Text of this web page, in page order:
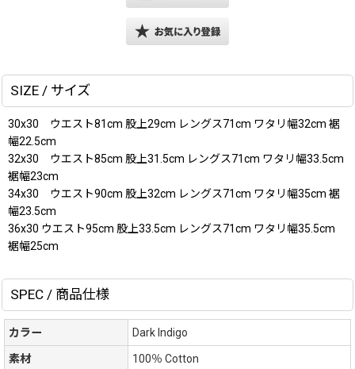
SIZE / サイズ
30x30 ウエスト81cm 股上29cm レングス71cm ワタリ幅32cm 裾
幅22.5cm
32x30 ウエスト85cm 股上31.5cm レングス71cm ワタリ幅33.5cm
裾幅23cm
34x30 ウエスト90cm 股上32cm レングス71cm ワタリ幅35cm 裾
幅23.5cm
36x30 ウエスト95cm 股上33.5cm レングス71cm ワタリ幅35.5cm
裾幅25cm
SPEC / 商品仕様
カラー Dark Indigo
素材 100％ Cotton